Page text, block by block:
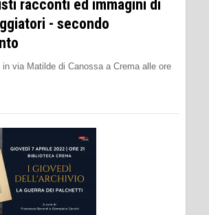
racconti ed immagini di
- secondo
via Matilde di Canossa a Crema alle ore